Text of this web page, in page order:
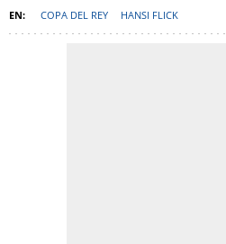
COPA DEL REY HANSI FLICK